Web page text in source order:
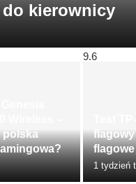
kierownicy
polska
9.6
1 tydzień